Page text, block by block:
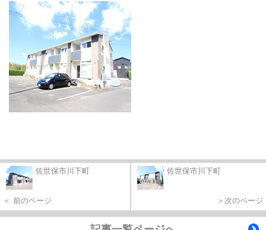
佐世保市川下町
＜ 前のページ
佐世保市川下町
＞次のページ